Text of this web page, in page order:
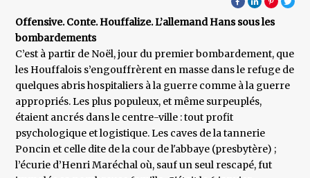
Offensive. Conte. Houffalize. L’allemand Hans sous les
bombardements
C’est à partir de Noël, jour du premier bombardement, que
les Houffalois s’engouffrèrent en masse dans le refuge de
quelques abris hospitaliers à la guerre comme à la guerre
appropriés. Les plus populeux, et même surpeuplés,
étaient ancrés dans le centre-ville : tout profit
psychologique et logistique. Les caves de la tannerie
Poncin et celle dite de la cour de l'abbaye (presbytère) ;
l’écurie d’Henri Maréchal où, sauf un seul rescapé, fut